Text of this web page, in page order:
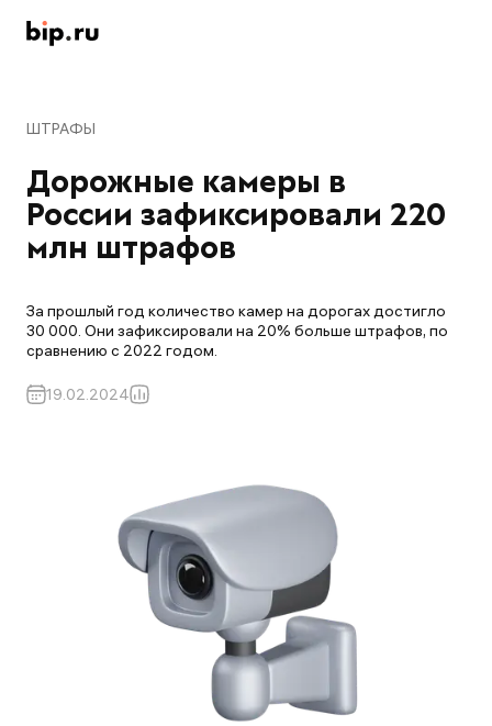
ШТРАФЫ
Дорожные камеры в
России зафиксировали 220
млн штрафов
За прошлый год количество камер на дорогах достигло
30 000. Они зафиксировали на 20% больше штрафов, по
сравнению с 2022 годом.
19.02.2024